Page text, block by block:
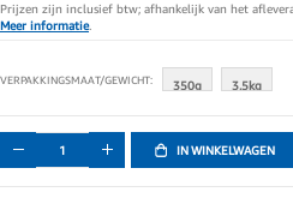
Prijzen zijn inclusief btw; afhankelijk van het
Meer informatie.
VERPAKKINGSMAAT/GEWICHT 350g 3.5kg
IN WINKELWAGEN